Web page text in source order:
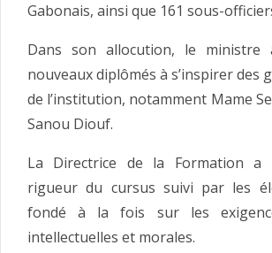
Gabonais, ainsi que 161 sous-
Dans son allocution, le ministre
nouveaux diplômés à s’inspirer des
de l’institution, notamment Mame
Sanou Diouf.
La Directrice de la Formation a
rigueur du cursus suivi par les
fondé à la fois sur les
intellectuelles et morales.